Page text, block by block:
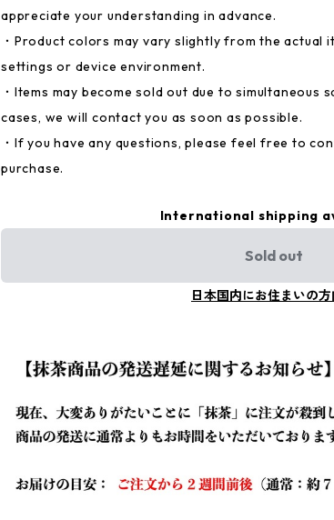
appreciate your understanding in advance.
・Product colors may vary slightly from the actual
settings or device environment.
・Items may become sold out due to simultaneous
cases, we will contact you as soon as possible.
・If you have any questions, please feel free to
purchase.
International shipping
Sold out
日本国内にお住まいの